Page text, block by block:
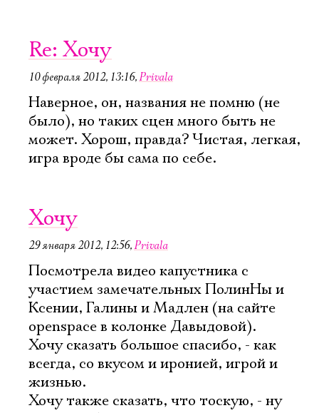
Re: Хочу
10 февраля 2012, 13:16,Privala
Наверное, он, названия не помню (не
было), но таких сцен много быть не
может. Хорош, правда? Чистая, легкая,
игра вроде бы сама по себе.
Хочу
29 января 2012, 12:56,Privala
Посмотрела видео капустника с
участием замечательных ПолинНы и
Ксении, Галины и Мадлен (на сайте
openspace в колонке Давыдовой).
Хочу сказать большое спасибо, - как
всегда, со вкусом и иронией, игрой и
жизнью.
Хочу также сказать, что тоскую, - ну
Ознакомиться